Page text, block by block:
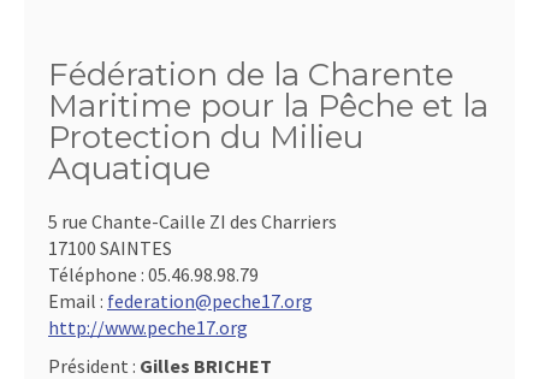
Fédération de la Charente
Maritime pour la Pêche et la
Protection du Milieu
Aquatique
5 rue Chante-Caille ZI des Charriers
17100 SAINTES
Téléphone : 05.46.98.98.79
Email : federation@peche17.org
http://www.peche17.org
Président : Gilles BRICHET